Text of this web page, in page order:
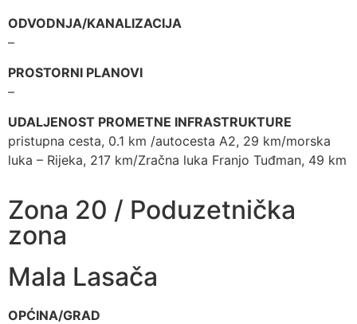
ODVODNJA/KANALIZACIJA
–
PROSTORNI PLANOVI
–
UDALJENOST PROMETNE INFRASTRUKTURE
pristupna cesta, 0.1 km /autocesta A2, 29 km/morska
luka – Rijeka, 217 km/Zračna luka Franjo Tuđman, 49 km
Zona 20 / Poduzetnička
zona
Mala Lasača
OPĆINA/GRAD